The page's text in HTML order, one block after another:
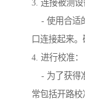
3. 连接被测设
- 使用合适
口连接起来
4. 进行校准：
- 为了获得
常包括开路